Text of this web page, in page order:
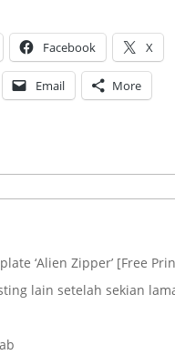
Facebook X
Email More
‘Alien Zipper’ [Free
lain setelah sekian